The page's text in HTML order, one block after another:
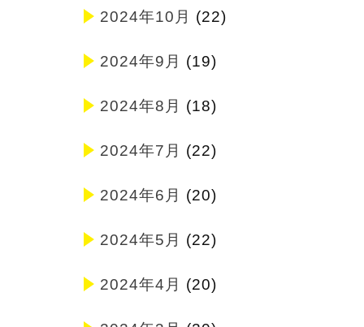
2024年10月 (22)
2024年9月 (19)
2024年8月 (18)
2024年7月 (22)
2024年6月 (20)
2024年5月 (22)
2024年4月 (20)